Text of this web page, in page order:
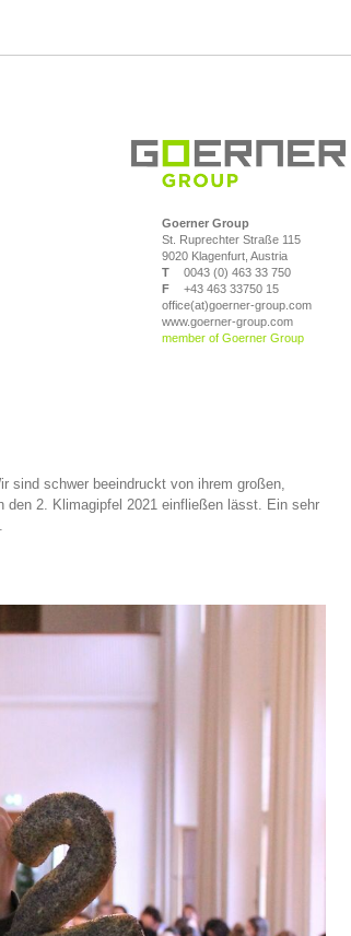
Goerner Group
St. Ruprechter Straße 115
9020 Klagenfurt, Austria
T
0043 (0) 463 33 750
F
+43 463 33750 15
office(at)goerner-group.com
www.goerner-group.com
member of Goerner Group
sind schwer beeindruckt von ihrem großen,
den 2. Klimagipfel 2021 einfließen lässt. Ein sehr